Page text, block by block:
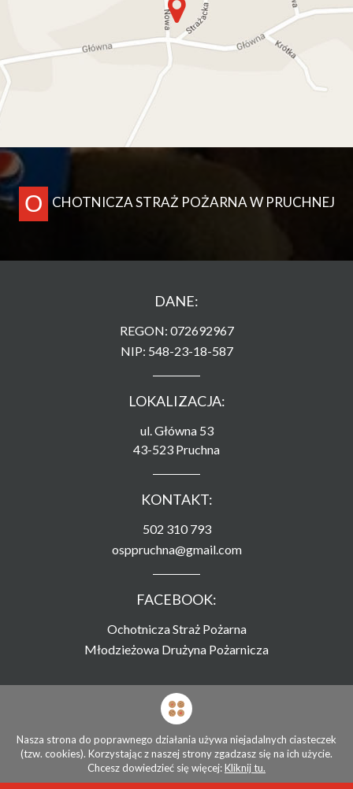
O CHOTNICZA STRAŻ POŻARNA W PRUCHNEJ
DANE:
REGON: 072692967
NIP: 548-23-18-587
LOKALIZACJA:
ul. Główna 53
43-523 Pruchna
KONTAKT:
502 310 793
osppruchna@gmail.com
FACEBOOK:
Ochotnicza Straż Pożarna
Młodzieżowa Drużyna Pożarnicza
Strona zamieszczona na serwerze
Związku Ochotniczych Straży Pożarnych RP
© Ochotnicza Straż Pożarna Pruchna 2026
Nasza strona do poprawnego działania używa niejadalnych ciasteczek
(tzw. cookies). Korzystając z naszej strony zgadzasz się na ich użycie.
Chcesz dowiedzieć się więcej:Kliknij tu.